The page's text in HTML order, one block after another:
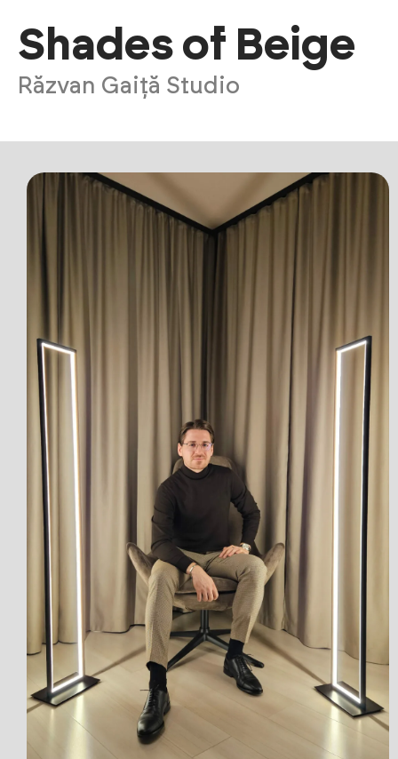
Shades of Beige
Răzvan Gaiță Studio